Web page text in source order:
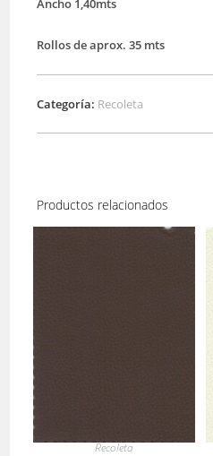
Ancho 1,40mts
Rollos de aprox. 35 mts
Categoría: Recoleta
Productos relacionados
Recoleta